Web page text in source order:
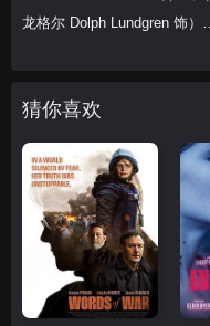
龙格尔 Dolph Lundgren 饰
猜你喜欢